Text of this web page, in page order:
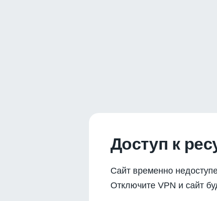
Доступ к
Сайт временно
Отключите VPN и сайт